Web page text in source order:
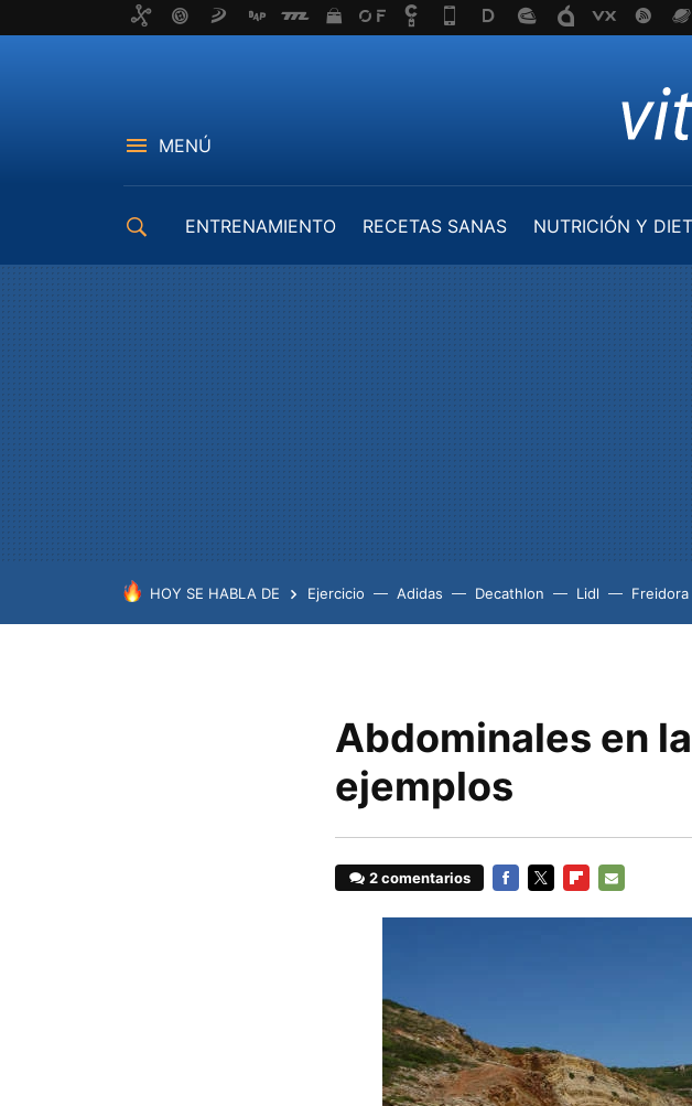
MENÚ
ENTRENAMIENTO RECETAS SANAS NUTRICIÓN Y
HOY SE HABLA DE Ejercicio Adidas Decathlon Lidl
Abdominales en
ejemplos
2 comentarios